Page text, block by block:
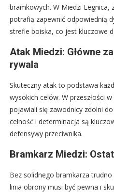
bramkowych. W Miedzi Legnica,
potrafią zapewnić odpowiednią
strefie boiska, co jest kluczowe
Atak Miedzi: Główne
rywala
Skuteczny atak to podstawa
wysokich celów. W przeszłości
pojawiali się zawodnicy zdolni
celność i determinacja są
defensywy przeciwnika.
Bramkarz Miedzi:
Bez solidnego bramkarza
linia obrony musi być pewna i